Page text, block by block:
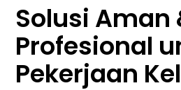
Solusi Aman
Profesional
Pekerjaan